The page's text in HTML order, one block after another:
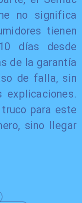
no significa
tienen
días desde
de la garantía
de falla, sin
explicaciones.
para este
sino llegar